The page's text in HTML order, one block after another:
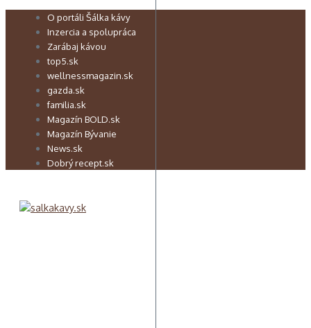
Preskočiť O portáli Šálka kávy
Inzercia a spolupráca
Zarábaj kávou
top5.sk
wellnessmagazin.sk
gazda.sk
familia.sk
Magazín BOLD.sk
Magazín Bývanie
News.sk
Dobrý recept.sk